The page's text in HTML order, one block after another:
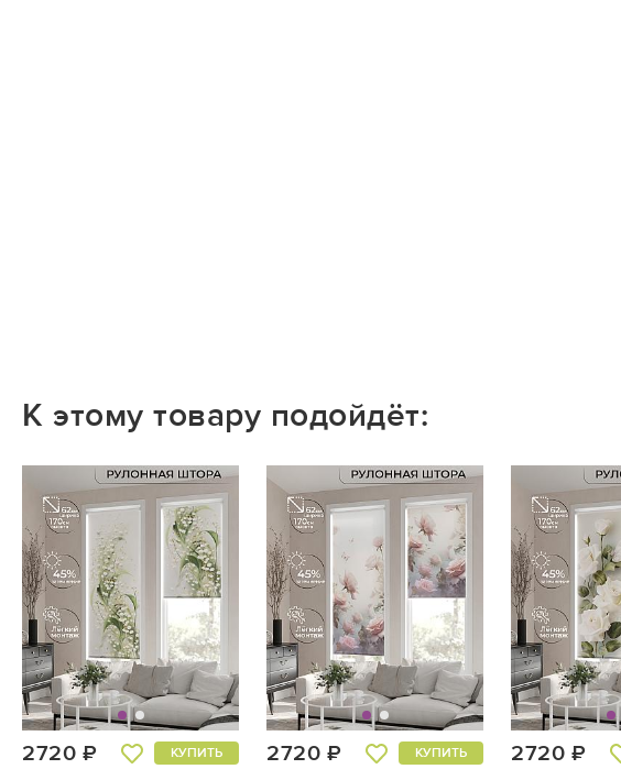
К этому товару подойдёт:
2720 ₽ КУПИТЬ 2720 ₽ КУПИТЬ 2720 ₽